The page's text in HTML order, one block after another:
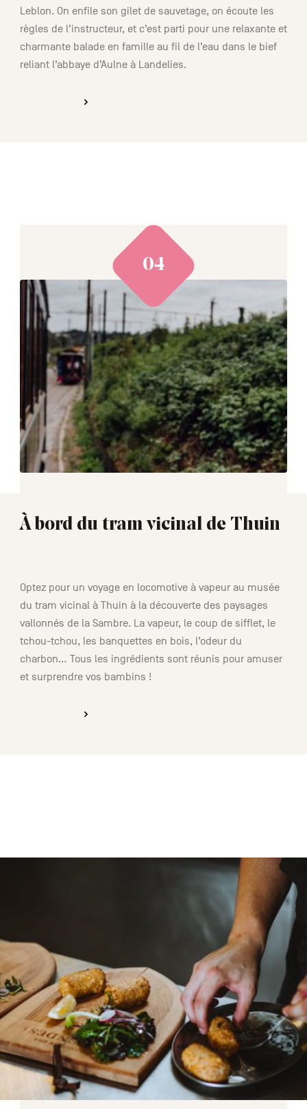
Leblon. On enfile son gilet de sauvetage, on écoute les
règles de l’instructeur, et c’est parti pour une relaxante et
charmante balade en famille au fil de l’eau dans le bief
reliant l’abbaye d’Aulne à Landelies.
À bord du tram vicinal de Thuin
Optez pour un voyage en locomotive à vapeur au musée
du tram vicinal à Thuin à la découverte des paysages
vallonnés de la Sambre. La vapeur, le coup de sifflet, le
tchou-tchou, les banquettes en bois, l’odeur du
charbon… Tous les ingrédients sont réunis pour amuser
et surprendre vos bambins !